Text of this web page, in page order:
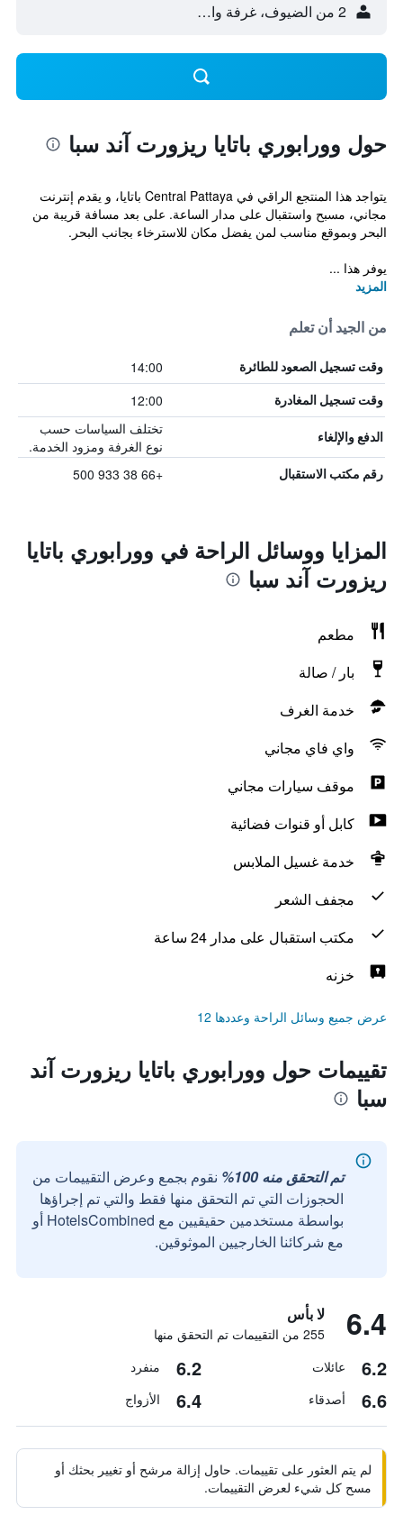
2 من الضيوف، غرفة واحدة
حول وورابوري باتايا ريزورت آند سبا
يتواجد هذا المنتجع الراقي في Central Pattaya باتايا، و يقدم إنترنت
مجاني، مسبح واستقبال على مدار الساعة. على بعد مسافة قريبة من
البحر وبموقع مناسب لمن يفضل مكان للاسترخاء بجانب البحر.
يوفر هذا ...
المزيد
من الجيد أن تعلم
وقت تسجيل الصعود للطائرة 14:00
وقت تسجيل المغادرة 12:00
الدفع والإلغاء
تختلف السياسات حسب
نوع الغرفة ومزود الخدمة.
رقم مكتب الاستقبال +66 38 933 500
المزايا ووسائل الراحة في وورابوري باتايا
ريزورت آند سبا
مطعم
بار / صالة
خدمة الغرف
واي فاي مجاني
موقف سيارات مجاني
كابل أو قنوات فضائية
خدمة غسيل الملابس
مجفف الشعر
مكتب استقبال على مدار 24 ساعة
خزنه
عرض جميع وسائل الراحة وعددها 12
تقييمات حول وورابوري باتايا ريزورت آند
سبا
تم التحقق منه 100%
نقوم بجمع وعرض التقييمات من
الحجوزات التي تم التحقق منها فقط والتي تم إجراؤها
بواسطة مستخدمين حقيقيين مع HotelsCombined أو
مع شركائنا الخارجيين الموثوقين.
6.4 لا بأس
255 من التقييمات تم التحقق منها
6.2 عائلات 6.2 منفرد
6.6 أصدقاء 6.4 الأزواج
لم يتم العثور على تقييمات. حاول إزالة مرشح أو تغيير بحثك أو
مسح كل شيء لعرض التقييمات.